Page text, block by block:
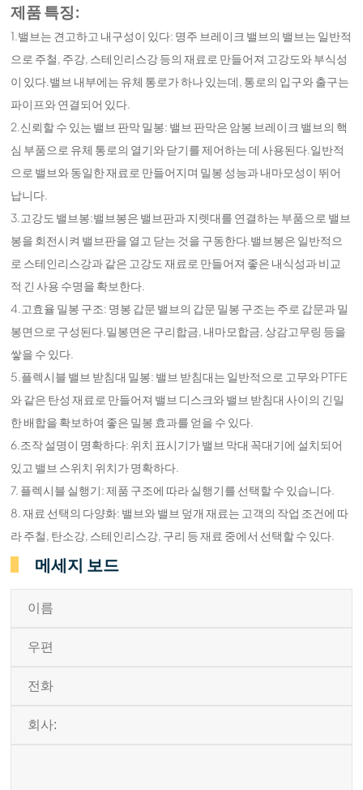
제품 특징:
1.밸브는 견고하고 내구성이 있다: 명주 브레이크 밸브의 밸브는 일반적
으로 주철, 주강, 스테인리스강 등의 재료로 만들어져 고강도와 부식성
이 있다.밸브 내부에는 유체 통로가 하나 있는데, 통로의 입구와 출구는
파이프와 연결되어 있다.
2.신뢰할 수 있는 밸브 판막 밀봉: 밸브 판막은 암봉 브레이크 밸브의 핵
심 부품으로 유체 통로의 열기와 닫기를 제어하는 데 사용된다.일반적
으로 밸브와 동일한 재료로 만들어지며 밀봉 성능과 내마모성이 뛰어
납니다.
3.고강도 밸브봉:밸브봉은 밸브판과 지렛대를 연결하는 부품으로 밸브
봉을 회전시켜 밸브판을 열고 닫는 것을 구동한다.밸브봉은 일반적으
로 스테인리스강과 같은 고강도 재료로 만들어져 좋은 내식성과 비교
적 긴 사용 수명을 확보한다.
4.고효율 밀봉 구조: 명봉 갑문 밸브의 갑문 밀봉 구조는 주로 갑문과 밀
봉면으로 구성된다.밀봉면은 구리합금, 내마모합금, 상감고무링 등을
쌓을 수 있다.
5.플렉시블 밸브 받침대 밀봉: 밸브 받침대는 일반적으로 고무와 PTFE
와 같은 탄성 재료로 만들어져 밸브 디스크와 밸브 받침대 사이의 긴밀
한 배합을 확보하여 좋은 밀봉 효과를 얻을 수 있다.
6.조작 설명이 명확하다: 위치 표시기가 밸브 막대 꼭대기에 설치되어
있고 밸브 스위치 위치가 명확하다.
7. 플렉시블 실행기: 제품 구조에 따라 실행기를 선택할 수 있습니다.
8. 재료 선택의 다양화: 밸브와 밸브 덮개 재료는 고객의 작업 조건에 따
라 주철, 탄소강, 스테인리스강, 구리 등 재료 중에서 선택할 수 있다.
메세지 보드